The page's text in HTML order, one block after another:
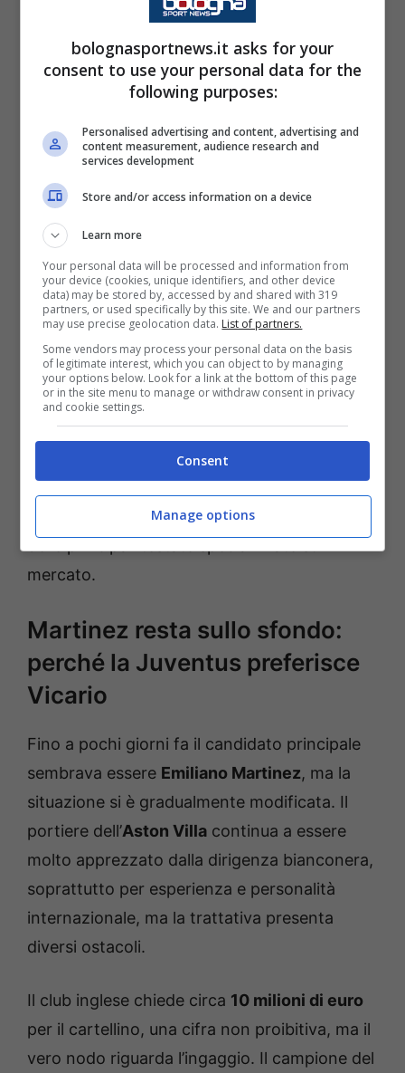
proprio questo dettaglio a rendere la
trattativa particolarmente interessante per i
bianconeri. Il Tottenham continua a valutare il
euro , una cifra significativa ma decisamente
più gestibile attraverso un’operazione
dilazionata nel tempo.
attualmente legato agli inglesi fino al giugno
2028 con un ingaggio di circa 2,6 milioni di
euro netti a stagione. Per approdare a Torino,
il portiere chiederebbe un contratto vicino ai
4 milioni di euro , aspetto sul quale la
dirigenza juventina è pronta a trattare. Per
seguire gli sviluppi ufficiali della trattativa è
della Lega Serie A, oltre agli aggiornamenti
mercato.
Martinez resta sullo sfondo:
perché la Juventus preferisce
Vicario
Fino a pochi giorni fa il candidato principale
sembrava essere Emiliano Martinez, ma la
situazione si è gradualmente modificata. Il
portiere dell’Aston Villa continua a essere
molto apprezzato dalla dirigenza bianconera,
soprattutto per esperienza e personalità
internazionale, ma la trattativa presenta
diversi ostacoli.
Il club inglese chiede circa 10 milioni di euro
per il cartellino, una cifra non proibitiva, ma il
vero nodo riguarda l’ingaggio. Il campione del
bolognasportnews.it asks for your
consent to use your personal data for the
following purposes:
Personalised advertising and content, advertising and
content measurement, audience research and
services development
Store and/or access information on a device
Learn more
Your personal data will be processed and information from
your device (cookies, unique identifiers, and other device
data) may be stored by, accessed by and shared with 319
partners, or used specifically by this site. We and our partners
may use precise geolocation data. List of partners.
Some vendors may process your personal data on the basis
of legitimate interest, which you can object to by managing
your options below. Look for a link at the bottom of this page
or in the site menu to manage or withdraw consent in privacy
and cookie settings.
Consent
Manage options